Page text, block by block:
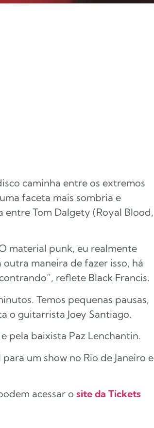
caminha entre os extremos
faceta mais sombria e
Tom Dalgety (Royal Blood,
material punk, eu realmente
maneira de fazer isso, há
reflete Black Francis.
Temos pequenas pausas,
o guitarrista Joey Santiago.
pela baixista Paz Lenchantin.
um show no Rio de Janeiro e
acessar o site da Tickets